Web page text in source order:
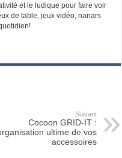
et le ludique pour faire voir
de table, jeux vidéo, nanars
Suivant
Cocoon GRID-IT :
ultime de vos
accessoires